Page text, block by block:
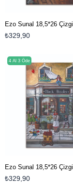
₺329,90
₺329,90
4 Al 3 Öde